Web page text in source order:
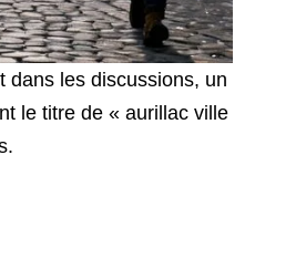
dans les discussions, un
le titre de « aurillac ville